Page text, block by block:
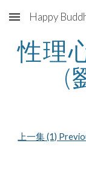
Skip to main
Happy
性理
(
上一集 (1)